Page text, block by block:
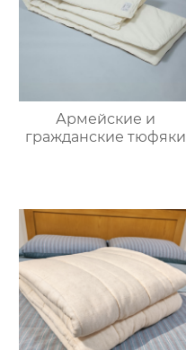
Армейские и
гражданские тюфяки